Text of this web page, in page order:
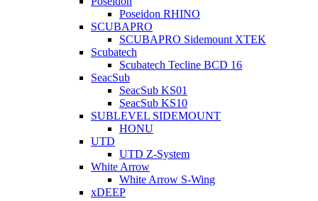
Poseidon RHINO
SCUBAPRO
SCUBAPRO Sidemount XTEK
Scubatech
Scubatech Tecline BCD 16
SeacSub
SeacSub KS01
SeacSub KS10
SUBLEVEL SIDEMOUNT
HONU
UTD
UTD Z-System
White Arrow
White Arrow S-Wing
xDEEP